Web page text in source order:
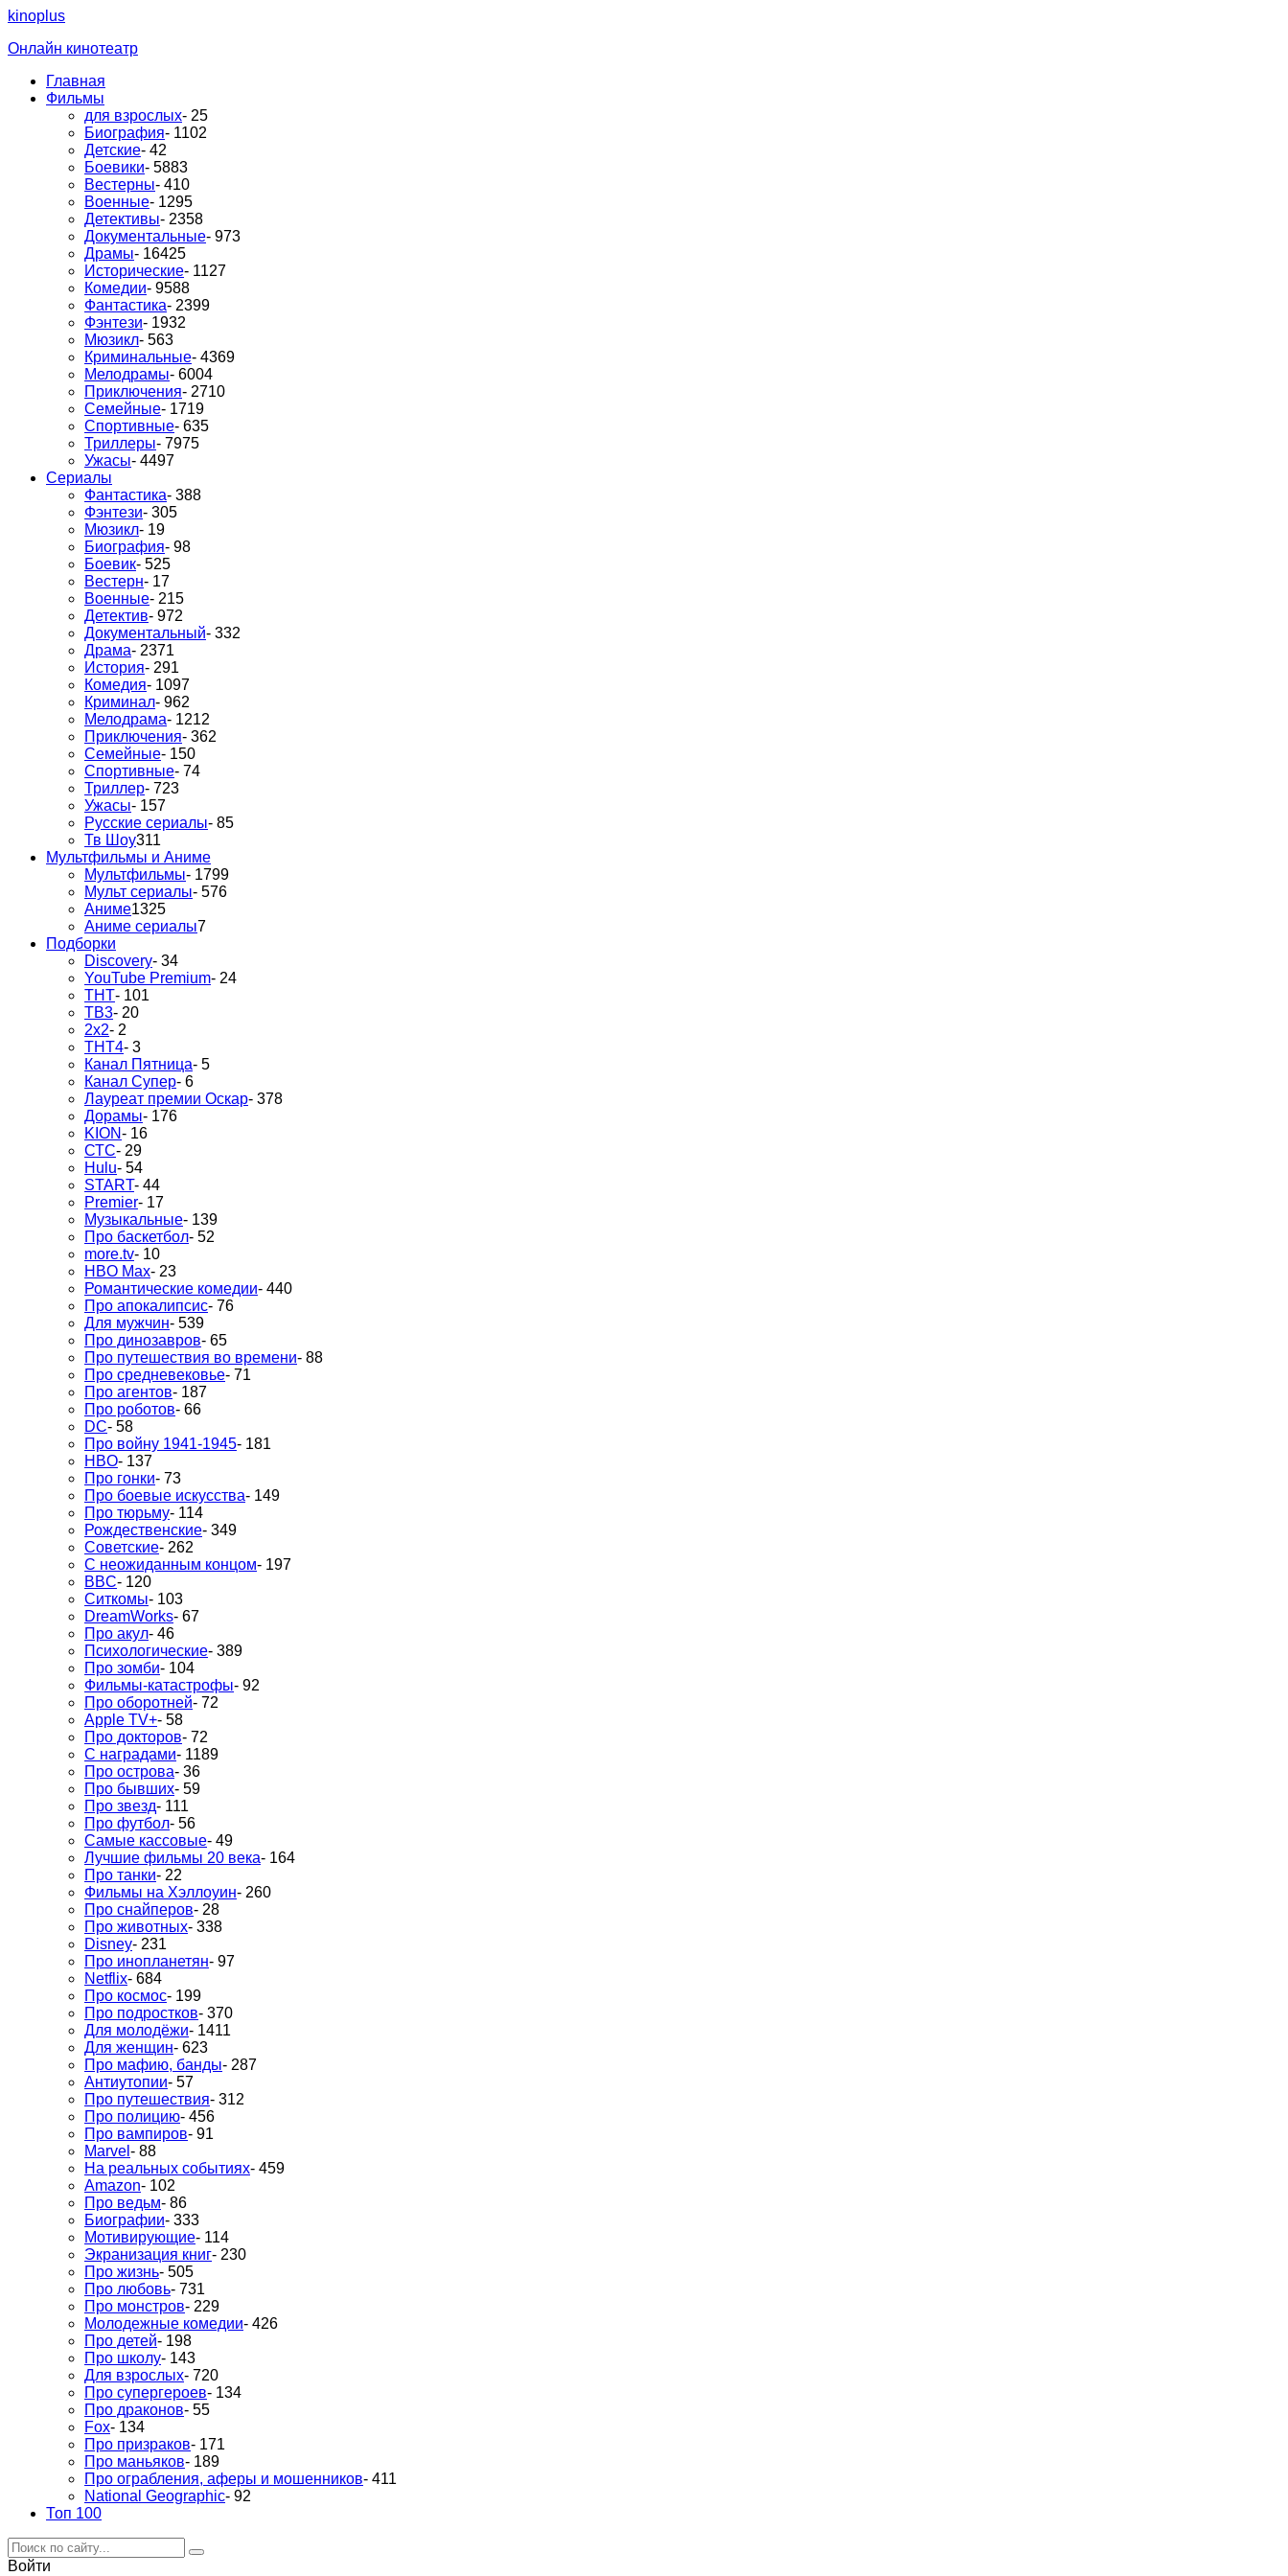
kinoplus
Онлайн кинотеатр
Главная
Фильмы
для взрослых- 25
Биография- 1102
Детские- 42
Боевики- 5883
Вестерны- 410
Военные- 1295
Детективы- 2358
Документальные- 973
Драмы- 16425
Исторические- 1127
Комедии- 9588
Фантастика- 2399
Фэнтези- 1932
Мюзикл- 563
Криминальные- 4369
Мелодрамы- 6004
Приключения- 2710
Семейные- 1719
Спортивные- 635
Триллеры- 7975
Ужасы- 4497
Сериалы
Фантастика- 388
Фэнтези- 305
Мюзикл- 19
Биография- 98
Боевик- 525
Вестерн- 17
Военные- 215
Детектив- 972
Документальный- 332
Драма- 2371
История- 291
Комедия- 1097
Криминал- 962
Мелодрама- 1212
Приключения- 362
Семейные- 150
Спортивные- 74
Триллер- 723
Ужасы- 157
Русские сериалы- 85
Тв Шоу311
Мультфильмы и Аниме
Мультфильмы- 1799
Мульт сериалы- 576
Аниме1325
Аниме сериалы7
Подборки
Discovery- 34
YouTube Premium- 24
ТНТ- 101
ТВ3- 20
2х2- 2
ТНТ4- 3
Канал Пятница- 5
Канал Супер- 6
Лауреат премии Оскар- 378
Дорамы- 176
KION- 16
СТС- 29
Hulu- 54
START- 44
Premier- 17
Музыкальные- 139
Про баскетбол- 52
more.tv- 10
HBO Max- 23
Романтические комедии- 440
Про апокалипсис- 76
Для мужчин- 539
Про динозавров- 65
Про путешествия во времени- 88
Про средневековье- 71
Про агентов- 187
Про роботов- 66
DC- 58
Про войну 1941-1945- 181
HBO- 137
Про гонки- 73
Про боевые искусства- 149
Про тюрьму- 114
Рождественские- 349
Советские- 262
С неожиданным концом- 197
BBC- 120
Ситкомы- 103
DreamWorks- 67
Про акул- 46
Психологические- 389
Про зомби- 104
Фильмы-катастрофы- 92
Про оборотней- 72
Apple TV+- 58
Про докторов- 72
С наградами- 1189
Про острова- 36
Про бывших- 59
Про звезд- 111
Про футбол- 56
Самые кассовые- 49
Лучшие фильмы 20 века- 164
Про танки- 22
Фильмы на Хэллоуин- 260
Про снайперов- 28
Про животных- 338
Disney- 231
Про инопланетян- 97
Netflix- 684
Про космос- 199
Про подростков- 370
Для молодёжи- 1411
Для женщин- 623
Про мафию, банды- 287
Антиутопии- 57
Про путешествия- 312
Про полицию- 456
Про вампиров- 91
Marvel - 88
На реальных событиях- 459
Amazon- 102
Про ведьм- 86
Биографии- 333
Мотивирующие- 114
Экранизация книг- 230
Про жизнь- 505
Про любовь- 731
Про монстров- 229
Молодежные комедии- 426
Про детей- 198
Про школу- 143
Для взрослых- 720
Про супергероев- 134
Про драконов- 55
Fox- 134
Про призраков- 171
Про маньяков- 189
Про ограбления, аферы и мошенников- 411
National Geographic- 92
Топ 100
Войти